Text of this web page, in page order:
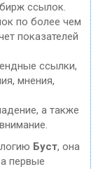
ссылок.
по более чем
показателей
ссылки,
мнения,
а также
Буст, она
первые